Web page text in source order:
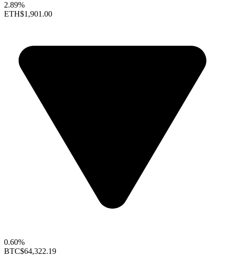
2.89%
ETH$1,901.00
0.60%
BTC$64,322.19